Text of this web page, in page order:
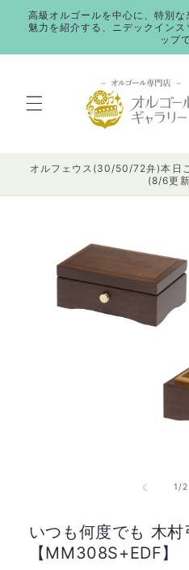
ンツに
進む
高級オルゴールを中心に、特別
魅力を紹介する、ニデックイン
ップ
オルフェウス(30/50/72弁)本日
(8/6更
1/の
2
いつも何度でも 木村
【MM308S+EDF】